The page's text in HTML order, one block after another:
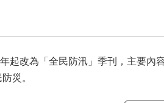
起改為「全民防汛」季刊，主要內
災。